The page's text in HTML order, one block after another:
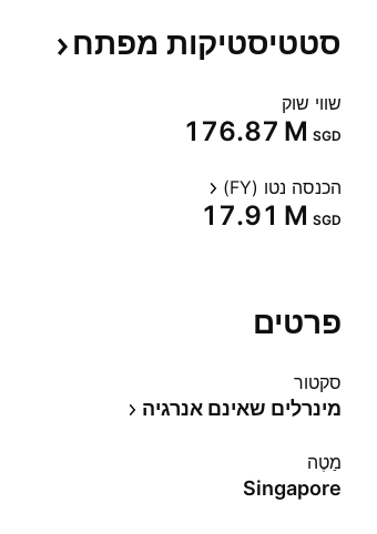
סטטיסטיקות מפתח
שווי שוק
‪176.87 M‬ SGD
הכנסה נטו (FY)
‪17.91 M‬ SGD
פרטים
סקטור
מינרלים שאינם אנרגיה
מַטֶה
Singapore